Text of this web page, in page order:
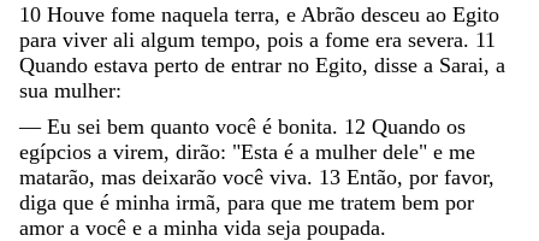
10 Houve fome naquela terra, e Abrão desceu ao Egito
para viver ali algum tempo, pois a fome era severa. 11
Quando estava perto de entrar no Egito, disse a Sarai, a
sua mulher:
— Eu sei bem quanto você é bonita. 12 Quando os
egípcios a virem, dirão: "Esta é a mulher dele" e me
matarão, mas deixarão você viva. 13 Então, por favor,
diga que é minha irmã, para que me tratem bem por
amor a você e a minha vida seja poupada.